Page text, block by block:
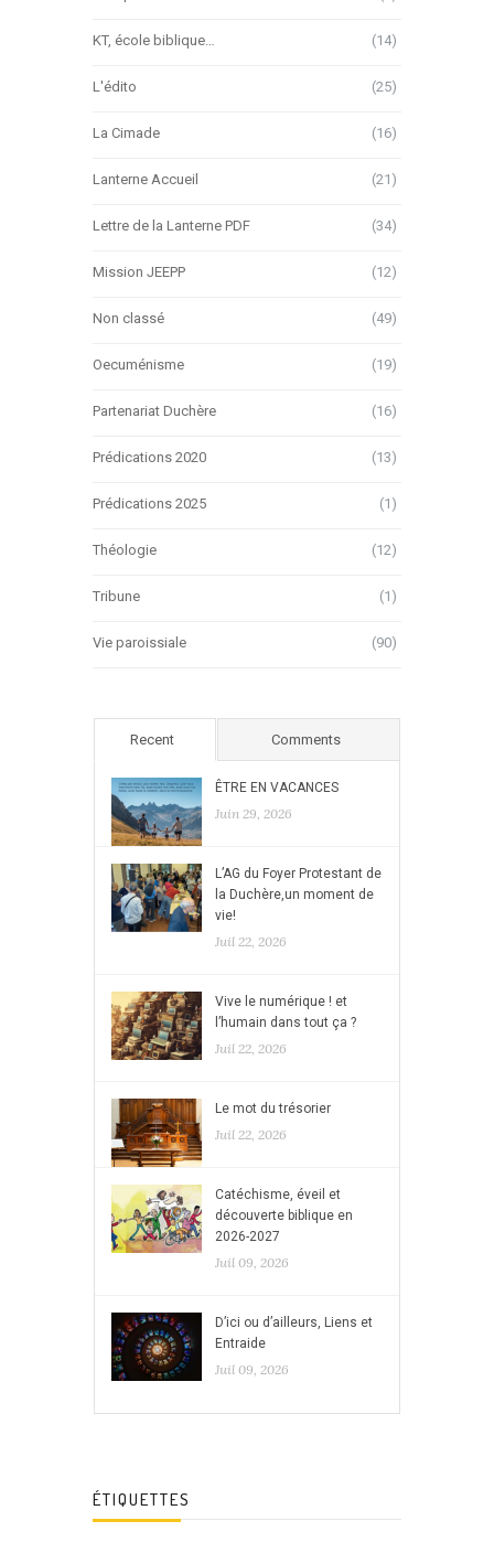
KT, école biblique… (14)
L'édito (25)
La Cimade (16)
Lanterne Accueil (21)
Lettre de la Lanterne PDF (34)
Mission JEEPP (12)
Non classé (49)
Oecuménisme (19)
Partenariat Duchère (16)
Prédications 2020 (13)
Prédications 2025 (1)
Théologie (12)
Tribune (1)
Vie paroissiale (90)
Recent Comments
ÊTRE EN VACANCES
Juin 29, 2026
L’AG du Foyer Protestant de
la Duchère,un moment de
vie!
Juil 22, 2026
Vive le numérique ! et
l’humain dans tout ça ?
Juil 22, 2026
Le mot du trésorier
Juil 22, 2026
Catéchisme, éveil et
découverte biblique en
2026-2027
Juil 09, 2026
D’ici ou d’ailleurs, Liens et
Entraide
Juil 09, 2026
ÉTIQUETTES